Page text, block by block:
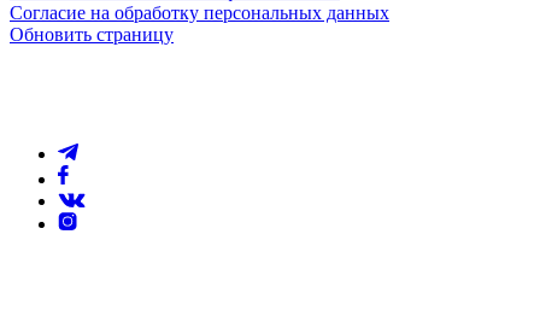
Согласие на обработку персональных данных
Обновить страницу